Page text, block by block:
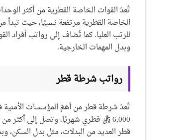
تُعدّ القوات الخاصة القطرية من أكثر
للرتب العليا. كما تُضاف إلى رواتب أفراد
وبدل المهمات الخارجية.
رواتب شرطة قطر
تُعدّ شرطة قطر من أهمّ المؤسسات الأمنية
قطر العديد من البدلات، مثل بدل السكن،